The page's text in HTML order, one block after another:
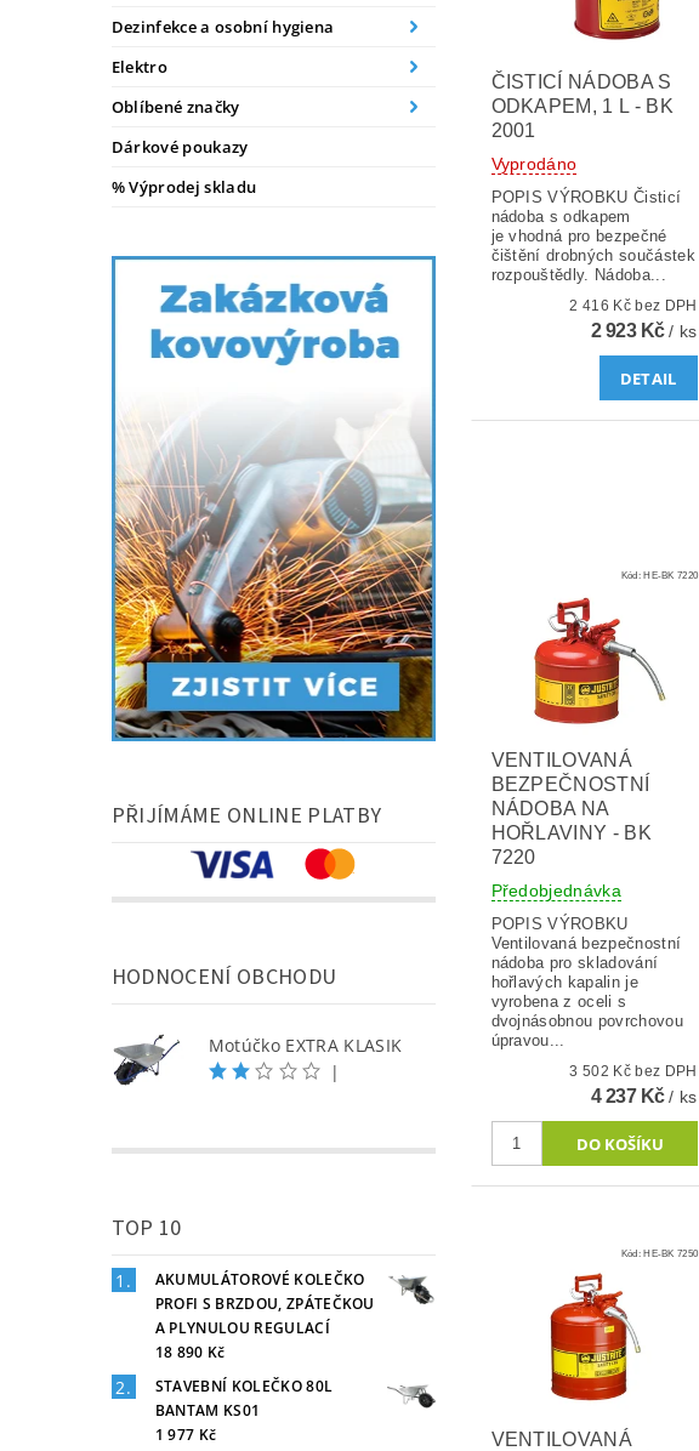
Dezinfekce a osobní hygiena
Elektro
Oblíbené značky
Dárkové poukazy
% Výprodej skladu
PŘIJÍMÁME ONLINE PLATBY
HODNOCENÍ OBCHODU
Motúčko EXTRA KLASIK
|
TOP 10
AKUMULÁTOROVÉ KOLEČKO
PROFI S BRZDOU, ZPÁTEČKOU
A PLYNULOU REGULACÍ
18 890 Kč
STAVEBNÍ KOLEČKO 80L
BANTAM KS01
1 977 Kč
ČISTICÍ NÁDOBA S
ODKAPEM, 1 L - BK
2001
Vyprodáno
POPIS VÝROBKU Čisticí
nádoba s odkapem
je vhodná pro bezpečné
čištění drobných součástek
rozpouštědly. Nádoba...
2 416 Kč bez DPH
2 923 Kč/ ks
DETAIL
Kód:HE-BK 7220
VENTILOVANÁ
BEZPEČNOSTNÍ
NÁDOBA NA
HOŘLAVINY - BK
7220
Předobjednávka
POPIS VÝROBKU
Ventilovaná bezpečnostní
nádoba pro skladování
hořlavých kapalin je
vyrobena z oceli s
dvojnásobnou povrchovou
úpravou...
3 502 Kč bez DPH
4 237 Kč/ ks
Kód:HE-BK 7250
VENTILOVANÁ